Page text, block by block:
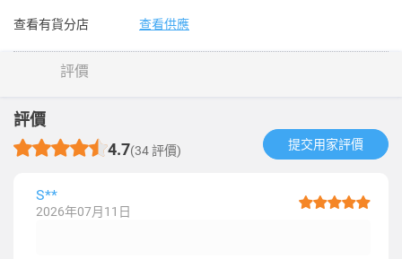
查看有貨分店 查看供應
評價
評價
4.7(34 評價) 提交用家評價​
S**
2026年07月11日